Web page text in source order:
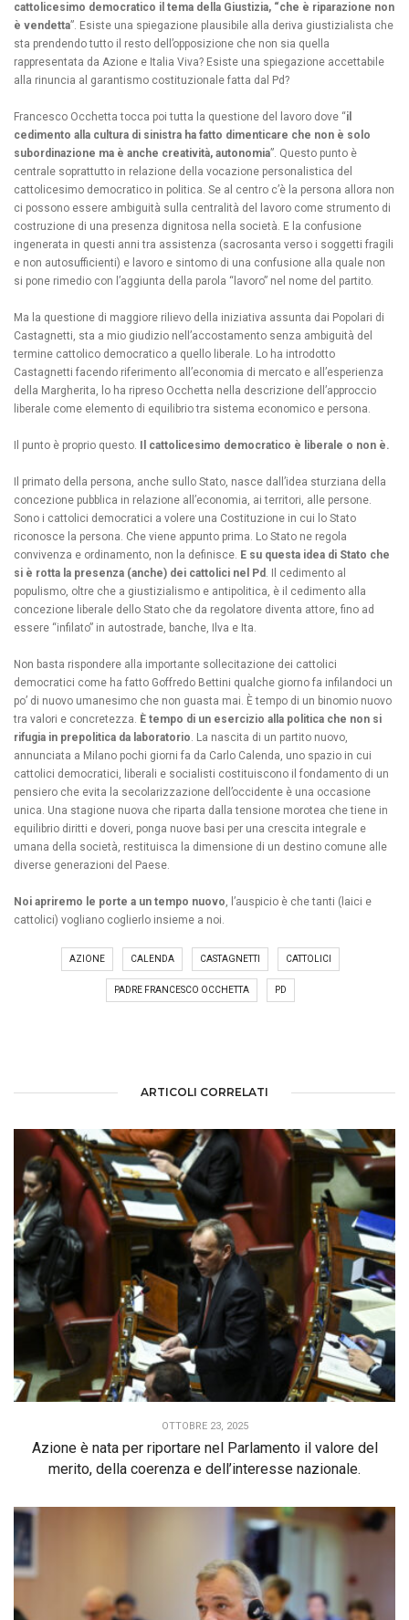
cattolicesimo democratico il tema della Giustizia, “che è riparazione non
è vendetta”. Esiste una spiegazione plausibile alla deriva giustizialista che
sta prendendo tutto il resto dell’opposizione che non sia quella
rappresentata da Azione e Italia Viva? Esiste una spiegazione accettabile
alla rinuncia al garantismo costituzionale fatta dal Pd?
Francesco Occhetta tocca poi tutta la questione del lavoro dove “il
cedimento alla cultura di sinistra ha fatto dimenticare che non è solo
subordinazione ma è anche creatività, autonomia”. Questo punto è
centrale soprattutto in relazione della vocazione personalistica del
cattolicesimo democratico in politica. Se al centro c’è la persona allora non
ci possono essere ambiguità sulla centralità del lavoro come strumento di
costruzione di una presenza dignitosa nella società. E la confusione
ingenerata in questi anni tra assistenza (sacrosanta verso i soggetti fragili
e non autosufficienti) e lavoro e sintomo di una confusione alla quale non
si pone rimedio con l’aggiunta della parola “lavoro” nel nome del partito.
Ma la questione di maggiore rilievo della iniziativa assunta dai Popolari di
Castagnetti, sta a mio giudizio nell’accostamento senza ambiguità del
termine cattolico democratico a quello liberale. Lo ha introdotto
Castagnetti facendo riferimento all’economia di mercato e all’esperienza
della Margherita, lo ha ripreso Occhetta nella descrizione dell’approccio
liberale come elemento di equilibrio tra sistema economico e persona.
Il punto è proprio questo. Il cattolicesimo democratico è liberale o non è.
Il primato della persona, anche sullo Stato, nasce dall’idea sturziana della
concezione pubblica in relazione all’economia, ai territori, alle persone.
Sono i cattolici democratici a volere una Costituzione in cui lo Stato
riconosce la persona. Che viene appunto prima. Lo Stato ne regola
convivenza e ordinamento, non la definisce. E su questa idea di Stato che
si è rotta la presenza (anche) dei cattolici nel Pd . Il cedimento al
populismo, oltre che a giustizialismo e antipolitica, è il cedimento alla
concezione liberale dello Stato che da regolatore diventa attore, fino ad
essere “infilato” in autostrade, banche, Ilva e Ita.
Non basta rispondere alla importante sollecitazione dei cattolici
democratici come ha fatto Goffredo Bettini qualche giorno fa infilandoci un
po’ di nuovo umanesimo che non guasta mai. È tempo di un binomio nuovo
tra valori e concretezza. È tempo di un esercizio alla politica che non si
rifugia in prepolitica da laboratorio. La nascita di un partito nuovo,
annunciata a Milano pochi giorni fa da Carlo Calenda, uno spazio in cui
cattolici democratici, liberali e socialisti costituiscono il fondamento di un
pensiero che evita la secolarizzazione dell’occidente è una occasione
unica. Una stagione nuova che riparta dalla tensione morotea che tiene in
equilibrio diritti e doveri, ponga nuove basi per una crescita integrale e
umana della società, restituisca la dimensione di un destino comune alle
diverse generazioni del Paese.
Noi apriremo le porte a un tempo nuovo, l’auspicio è che tanti (laici e
cattolici) vogliano coglierlo insieme a noi.
AZIONE CALENDA CASTAGNETTI CATTOLICI
PADRE FRANCESCO OCCHETTA PD
ARTICOLI CORRELATI
OTTOBRE 23, 2025
Azione è nata per riportare nel Parlamento il valore del
merito, della coerenza e dell’interesse nazionale.